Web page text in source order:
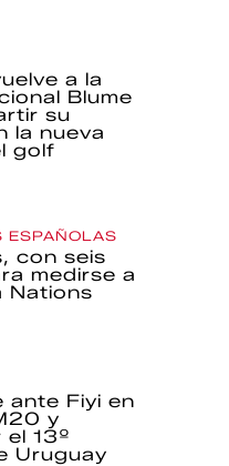
a la
Blume
su
la nueva
golf
ESPAÑOLAS
con seis
medirse a
Nations
ante Fiyi en
y
13º
Uruguay